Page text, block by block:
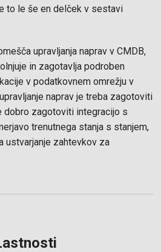
to le še en delček v sestavi
upravljanja naprav v CMDB,
in zagotavlja podroben
v podatkovnem omrežju v
naprav je treba zagotoviti
dobro zagotoviti integracijo s
trenutnega stanja s stanjem,
ustvarjanje zahtevkov za